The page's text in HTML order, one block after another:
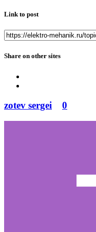
Link to post
Share on other sites
zotev sergei 0